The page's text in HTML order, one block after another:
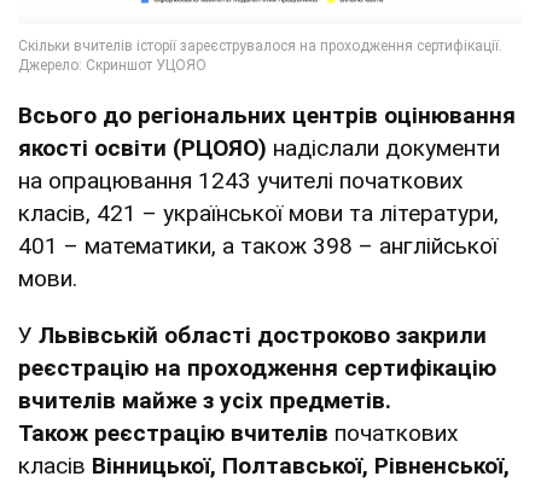
Всього до регіональних центрів оцінювання
якості освіти (РЦОЯО) надіслали документи
на опрацювання 1243 учителі початкових
класів, 421 – української мови та літератури,
401 – математики, а також 398 – англійської
мови.
У Львівській області достроково закрили
реєстрацію на проходження сертифікацію
вчителів майже з усіх предметів.
Також реєстрацію вчителів початкових
класів Вінницької, Полтавської, Рівненської,